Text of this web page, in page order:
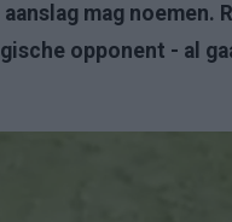
mag noemen.
opponent - al